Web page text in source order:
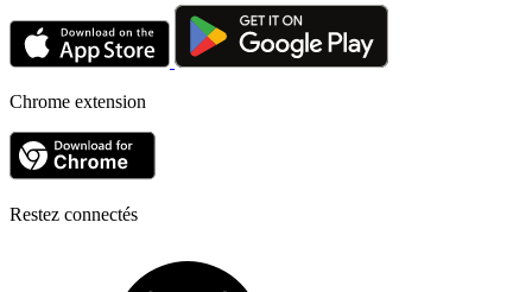
Chrome extension
Restez connectés